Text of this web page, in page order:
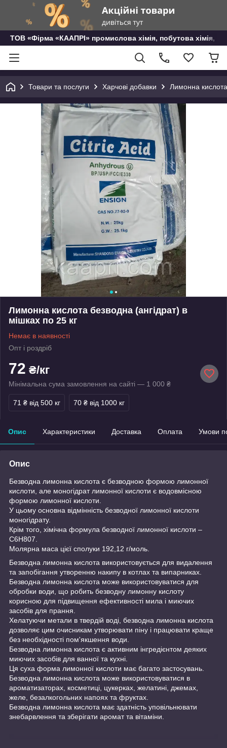
ТОВ «Фірма «КААПРІ» промислова хімія, побутова хімія,
Товари та послуги Харчові добавки Лимонна кислота
Лимонна кислота безводна (ангідрат) в
мішках по 25 кг
Немає в наявності
Опт і роздріб
72 ₴/кг
Мінімальна сума замовлення на сайті — 1 000 ₴
71 ₴ від 500 кг 70 ₴ від 1000 кг
Опис Характеристики Доставка Оплата Умови
Опис
Безводна лимонна кислота є безводною формою лимонної
кислоти, але моногідрат лимонної кислоти є водовмісною
формою лимонної кислоти.
У цьому основна відмінність безводної лимонної кислоти
моногідрату.
Крім того, хімічна формула безводної лимонної кислоти –
С6Н807.
Молярна маса цієї сполуки 192,12 г/моль.
Безводна лимонна кислота використовується для видалення
та запобігання утворенню накипу в котлах та випарниках.
Безводна лимонна кислота може використовуватися для
обробки води, що робить безводну лимонну кислоту
корисною для підвищення ефективності мила і миючих
засобів для прання.
Хелатуючи метали в твердій воді, безводна лимонна кислота
дозволяє цим очисникам утворювати піну і працювати краще
без необхідності пом'якшення води.
Безводна лимонна кислота є активним інгредієнтом деяких
миючих засобів для ванної та кухні.
Ця суха форма лимонної кислоти має багато застосувань.
Безводна лимонна кислота може використовуватися в
ароматизаторах, косметиці, цукерках, желатині, джемах,
желе, безалкогольних напоях та фруктах.
Безводна лимонна кислота має здатність уповільнювати
знебарвлення та зберігати аромат та вітаміни.